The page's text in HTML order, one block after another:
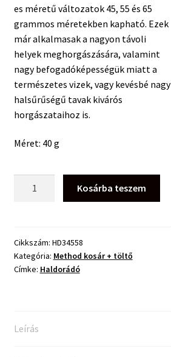
es méretű változatok 45, 55 és 65
grammos méretekben kapható. Ezek
már alkalmasak a nagyon távoli
helyek meghorgászására, valamint
nagy befogadóképességük miatt a
természetes vizek, vagy kevésbé nagy
halsűrűségű tavak kivárós
horgászataihoz is.
Méret: 40 g
L
40g
mennyiség
Kosárba teszem
Cikkszám: HD34558
Kategória: Method kosár + töltő
Címke: Haldorádó
Leírás